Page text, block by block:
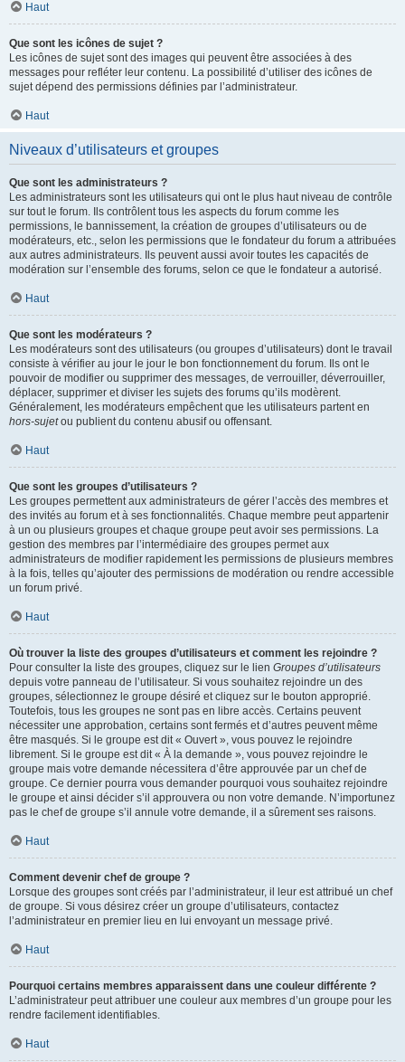
Haut
Que sont les icônes de sujet ?
Les icônes de sujet sont des images qui peuvent être associées à des
messages pour refléter leur contenu. La possibilité d’utiliser des icônes de
sujet dépend des permissions définies par l’administrateur.
Haut
Niveaux d’utilisateurs et groupes
Que sont les administrateurs ?
Les administrateurs sont les utilisateurs qui ont le plus haut niveau de contrôle
sur tout le forum. Ils contrôlent tous les aspects du forum comme les
permissions, le bannissement, la création de groupes d’utilisateurs ou de
modérateurs, etc., selon les permissions que le fondateur du forum a attribuées
aux autres administrateurs. Ils peuvent aussi avoir toutes les capacités de
modération sur l’ensemble des forums, selon ce que le fondateur a autorisé.
Haut
Que sont les modérateurs ?
Les modérateurs sont des utilisateurs (ou groupes d’utilisateurs) dont le travail
consiste à vérifier au jour le jour le bon fonctionnement du forum. Ils ont le
pouvoir de modifier ou supprimer des messages, de verrouiller, déverrouiller,
déplacer, supprimer et diviser les sujets des forums qu’ils modèrent.
Généralement, les modérateurs empêchent que les utilisateurs partent en
hors-sujetou publient du contenu abusif ou offensant.
Haut
Que sont les groupes d’utilisateurs ?
Les groupes permettent aux administrateurs de gérer l’accès des membres et
des invités au forum et à ses fonctionnalités. Chaque membre peut appartenir
à un ou plusieurs groupes et chaque groupe peut avoir ses permissions. La
gestion des membres par l’intermédiaire des groupes permet aux
administrateurs de modifier rapidement les permissions de plusieurs membres
à la fois, telles qu’ajouter des permissions de modération ou rendre accessible
un forum privé.
Haut
Où trouver la liste des groupes d’utilisateurs et comment les rejoindre ?
Pour consulter la liste des groupes, cliquez sur le lien Groupes d’utilisateurs
depuis votre panneau de l’utilisateur. Si vous souhaitez rejoindre un des
groupes, sélectionnez le groupe désiré et cliquez sur le bouton approprié.
Toutefois, tous les groupes ne sont pas en libre accès. Certains peuvent
nécessiter une approbation, certains sont fermés et d’autres peuvent même
être masqués. Si le groupe est dit « Ouvert », vous pouvez le rejoindre
librement. Si le groupe est dit « À la demande », vous pouvez rejoindre le
groupe mais votre demande nécessitera d’être approuvée par un chef de
groupe. Ce dernier pourra vous demander pourquoi vous souhaitez rejoindre
le groupe et ainsi décider s’il approuvera ou non votre demande. N’importunez
pas le chef de groupe s’il annule votre demande, il a sûrement ses raisons.
Haut
Comment devenir chef de groupe ?
Lorsque des groupes sont créés par l’administrateur, il leur est attribué un chef
de groupe. Si vous désirez créer un groupe d’utilisateurs, contactez
l’administrateur en premier lieu en lui envoyant un message privé.
Haut
Pourquoi certains membres apparaissent dans une couleur différente ?
L’administrateur peut attribuer une couleur aux membres d’un groupe pour les
rendre facilement identifiables.
Haut